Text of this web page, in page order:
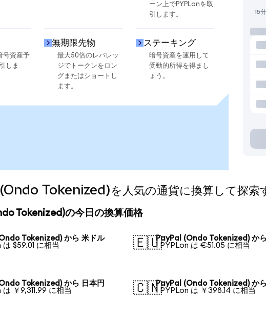
ーン上でPYPLonを取
引します。
号資産予
しま
無期限先物
最大50倍のレバレッ
ジでトークンをロン
グまたはショートし
ます。
ステーキング
暗号資産を運用して
受動的所得を得まし
ょう。
15分
Tokenized)を人気の通貨に換算して探索
Tokenized)の今日の換算価格
Tokenized) から 米ドル
は $59.01 に相当
🇪🇺PayPal (Ondo Tokenized) か
1 PYPLon は €51.05 に相当
Tokenized) から 日本円
は ￥9,311.99 に相当
🇨🇳PayPal (Ondo Tokenized) か
1 PYPLon は ￥398.14 に相当